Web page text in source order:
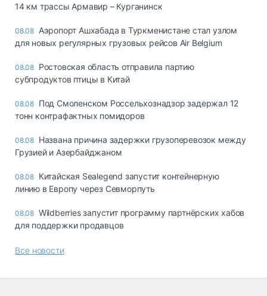
14 км трассы Армавир – Курганинск
08.08 Аэропорт Ашхабада в Туркменистане стал узлом
для новых регулярных грузовых рейсов Air Belgium
08.08 Ростовская область отправила партию
субпродуктов птицы в Китай
08.08 Под Смоленском Россельхознадзор задержал 12
тонн контрафактных помидоров
08.08 Названа причина задержки грузоперевозок между
Грузией и Азербайджаном
08.08 Китайская Sealegend запустит контейнерную
линию в Европу через Севморпуть
08.08 Wildberries запустит программу партнёрских хабов
для поддержки продавцов
Все новости